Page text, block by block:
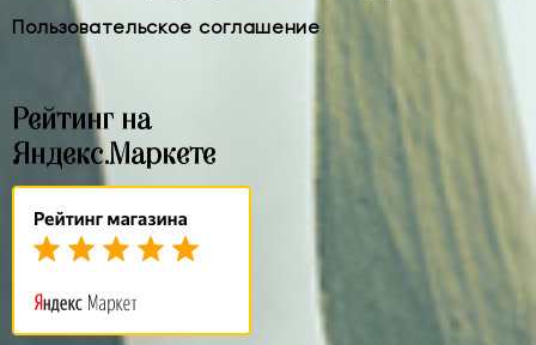
Пользовательское соглашение
Рейтинг на
Яндекс.Маркете